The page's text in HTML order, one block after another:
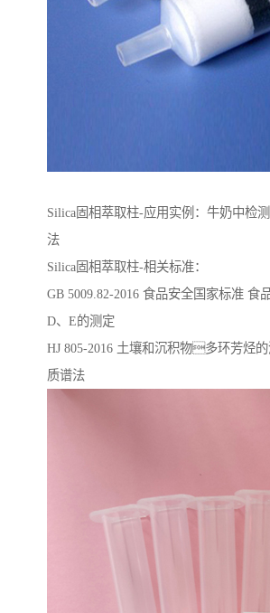
Silica固相萃取柱-应用实例：牛奶中检
法
Silica固相萃取柱-相关标准：
GB 5009.82-2016 ⻝品安全国家标准 ⻝
D、E的测定
HJ 805-2016 ⼟壤和沉积物多环芳烃
质谱法